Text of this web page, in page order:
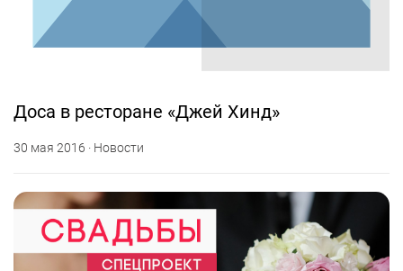
Доcа в ресторане «Джей Хинд»
30 мая 2016 · Новости